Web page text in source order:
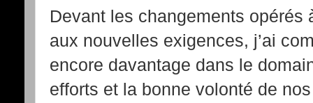
Devant les changements opérés
aux nouvelles exigences, j’ai
encore davantage dans le
efforts et la bonne volonté de